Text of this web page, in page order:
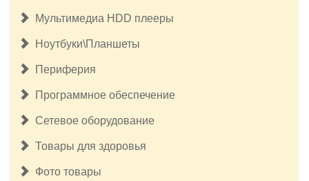
Мультимедиа HDD плееры
Ноутбуки\Планшеты
Периферия
Программное обеспечение
Сетевое оборудование
Товары для здоровья
Фото товары